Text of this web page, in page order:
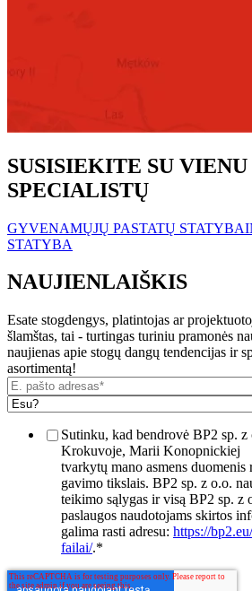
SUSISIEKITE SU
SPECIALISTŲ
GYVENAMŲJŲ PASTATŲ STATYBA
STATYBA
NAUJIENLAIŠKIS
Esate stogdengys, platintojas ar
šlamštas, tai - turtingas turiniu pramonės
naujienas apie stogų dangų tendencijas ir
asortimentą!
Sutinku, kad bendrovė BP2 sp.
Krokuvoje, Marii Konopnickiej
tvarkytų mano asmens
gavimo tikslais. BP2 sp. z o.o.
teikimo sąlygas ir visą BP2 sp. z
paslaugos naudotojams skirtos
galima rasti adresu: https://
failai/.*